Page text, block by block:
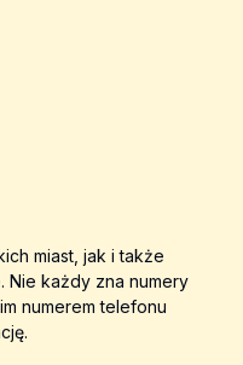
miast, jak i także
Nie każdy zna numery
numerem telefonu